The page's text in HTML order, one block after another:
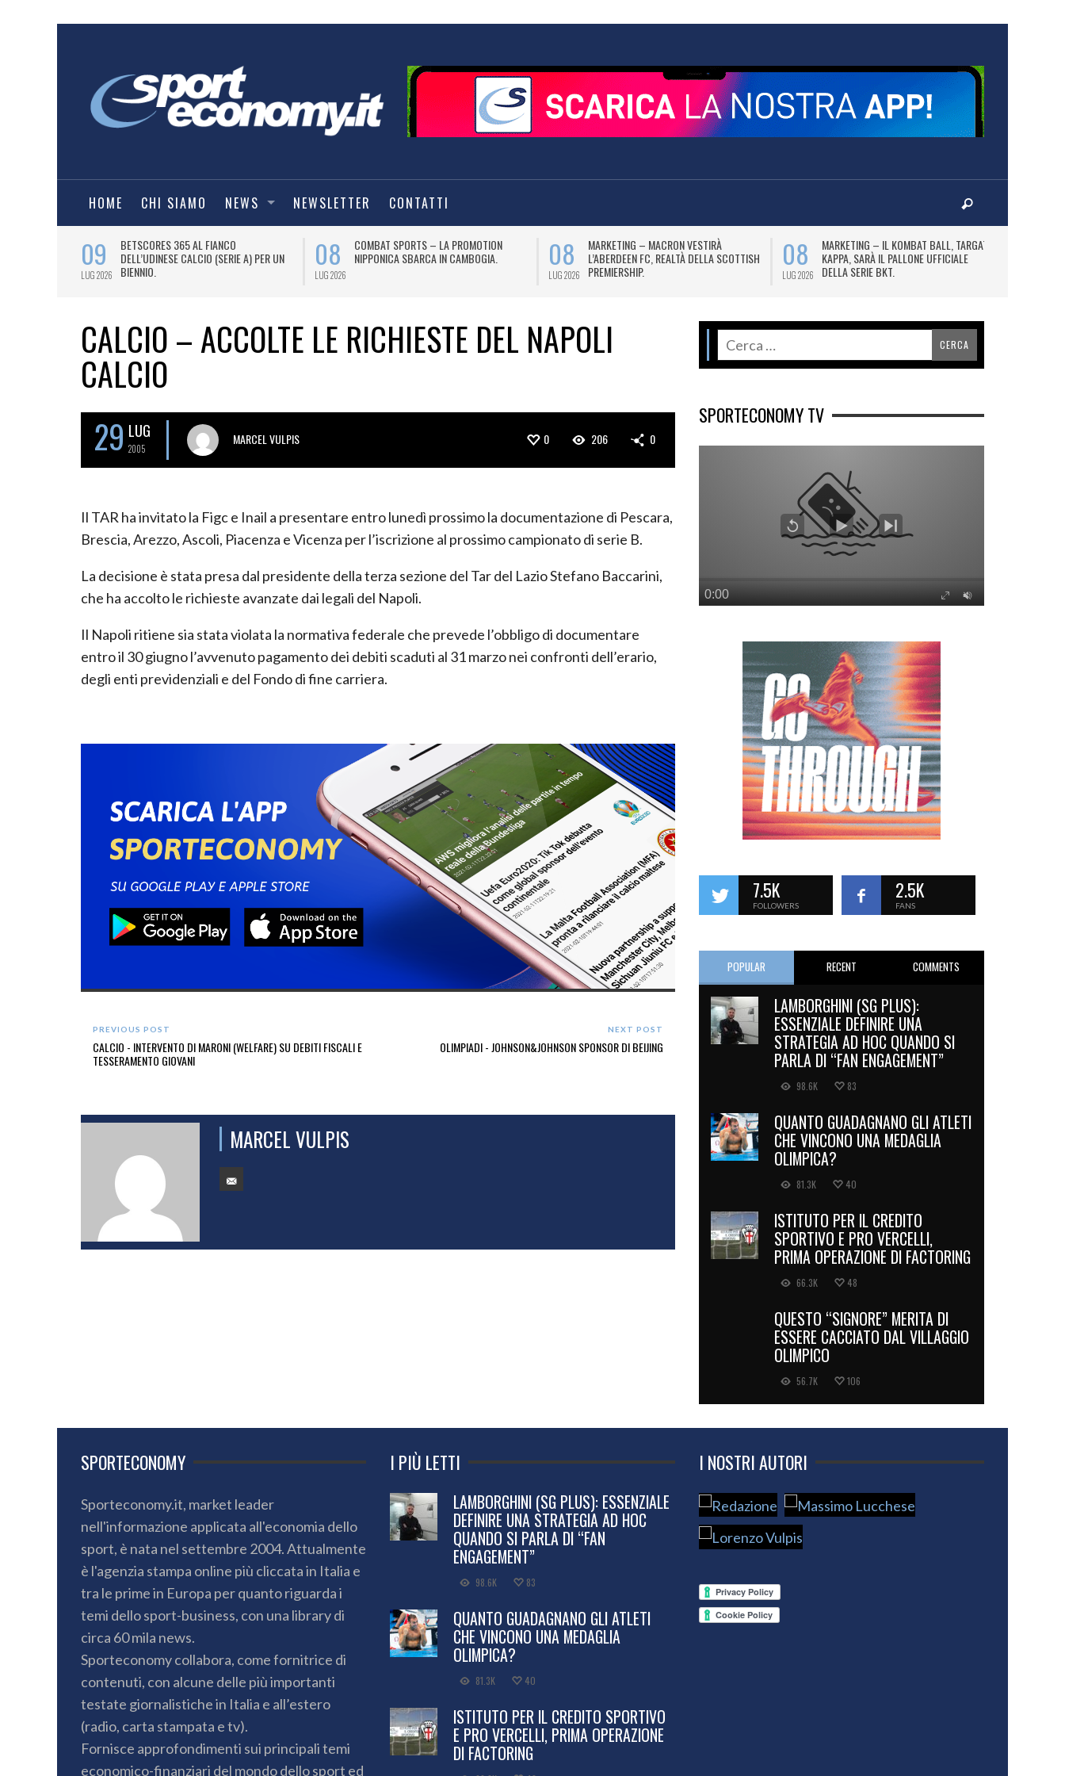
HOME CHI SIAMO NEWS NEWSLETTER CONTATTI
09
LUG 2026
BETSCORES 365 AL FIANCO
DELL’UDINESE CALCIO (SERIE A) PER UN
BIENNIO.
08
LUG 2026
COMBAT SPORTS – LA PROMOTION
NIPPONICA SBARCA IN CAMBOGIA.
08
LUG 2026
MARKETING – MACRON VESTIRÀ
L’ABERDEEN FC, REALTÀ DELLA SCOTTISH
PREMIERSHIP.
08
LUG 2026
MARKETING – IL KOMBAT BALL, TARGATO
KAPPA, SARÀ IL PALLONE UFFICIALE
DELLA SERIE BKT.
CALCIO – ACCOLTE LE RICHIESTE DEL NAPOLI
CALCIO
29 LUG
2005
MARCEL VULPIS 0 206 0
Il TAR ha invitato la Figc e Inail a presentare entro lunedì prossimo la documentazione di Pescara,
Brescia, Arezzo, Ascoli, Piacenza e Vicenza per l’iscrizione al prossimo campionato di serie B.
La decisione è stata presa dal presidente della terza sezione del Tar del Lazio Stefano Baccarini,
che ha accolto le richieste avanzate dai legali del Napoli.
Il Napoli ritiene sia stata violata la normativa federale che prevede l’obbligo di documentare
entro il 30 giugno l’avvenuto pagamento dei debiti scaduti al 31 marzo nei confronti dell’erario,
degli enti previdenziali e del Fondo di fine carriera.
PREVIOUS POST
CALCIO - INTERVENTO DI MARONI (WELFARE) SU DEBITI FISCALI E
TESSERAMENTO GIOVANI
NEXT POST
OLIMPIADI - JOHNSON&JOHNSON SPONSOR DI BEIJING
MARCEL VULPIS
SPORTECONOMY TV
7.5K
FOLLOWERS
2.5K
FANS
POPULAR RECENT COMMENTS
LAMBORGHINI (SG PLUS):
ESSENZIALE DEFINIRE UNA
STRATEGIA AD HOC QUANDO SI
PARLA DI “FAN ENGAGEMENT”
98.6K 83
QUANTO GUADAGNANO GLI ATLETI
CHE VINCONO UNA MEDAGLIA
OLIMPICA?
81.3K 40
ISTITUTO PER IL CREDITO
SPORTIVO E PRO VERCELLI,
PRIMA OPERAZIONE DI FACTORING
66.3K 48
QUESTO “SIGNORE” MERITA DI
ESSERE CACCIATO DAL VILLAGGIO
OLIMPICO
56.7K 106
SPORTECONOMY
Sporteconomy.it, market leader
nell'informazione applicata all'economia dello
sport, è nata nel settembre 2004. Attualmente
è l'agenzia stampa online più cliccata in Italia e
tra le prime in Europa per quanto riguarda i
temi dello sport-business, con una library di
circa 60 mila news.
Sporteconomy collabora, come fornitrice di
contenuti, con alcune delle più importanti
testate giornalistiche in Italia e all’estero
(radio, carta stampata e tv).
Fornisce approfondimenti sui principali temi
economico-finanziari del mondo dello sport ed
I PIÙ LETTI
LAMBORGHINI (SG PLUS): ESSENZIALE
DEFINIRE UNA STRATEGIA AD HOC
QUANDO SI PARLA DI “FAN
ENGAGEMENT”
98.6K 83
QUANTO GUADAGNANO GLI ATLETI
CHE VINCONO UNA MEDAGLIA
OLIMPICA?
81.3K 40
ISTITUTO PER IL CREDITO SPORTIVO
E PRO VERCELLI, PRIMA OPERAZIONE
DI FACTORING
I NOSTRI AUTORI